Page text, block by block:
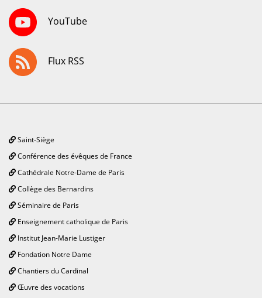
YouTube
Flux RSS
Saint-Siège
Conférence des évêques de France
Cathédrale Notre-Dame de Paris
Collège des Bernardins
Séminaire de Paris
Enseignement catholique de Paris
Institut Jean-Marie Lustiger
Fondation Notre Dame
Chantiers du Cardinal
Œuvre des vocations